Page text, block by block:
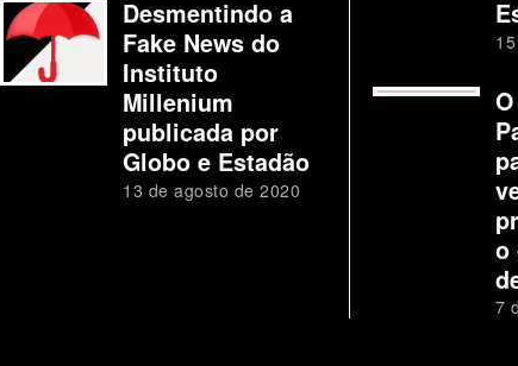
Desmentindo a
Fake News do
Instituto
Millenium
publicada por
Globo e Estadão
13 de agosto de 2020
o
7